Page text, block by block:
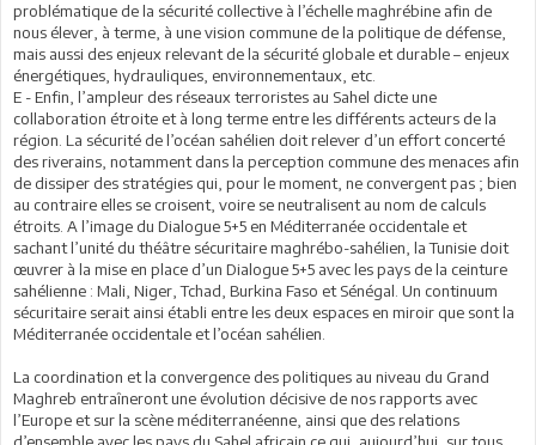
problématique de la sécurité collective à l’échelle maghrébine afin de
nous élever, à terme, à une vision commune de la politique de défense,
mais aussi des enjeux relevant de la sécurité globale et durable – enjeux
énergétiques, hydrauliques, environnementaux, etc.
E - Enfin, l’ampleur des réseaux terroristes au Sahel dicte une
collaboration étroite et à long terme entre les différents acteurs de la
région. La sécurité de l’océan sahélien doit relever d’un effort concerté
des riverains, notamment dans la perception commune des menaces afin
de dissiper des stratégies qui, pour le moment, ne convergent pas ; bien
au contraire elles se croisent, voire se neutralisent au nom de calculs
étroits. A l’image du Dialogue 5+5 en Méditerranée occidentale et
sachant l’unité du théâtre sécuritaire maghrébo-sahélien, la Tunisie doit
œuvrer à la mise en place d’un Dialogue 5+5 avec les pays de la ceinture
sahélienne : Mali, Niger, Tchad, Burkina Faso et Sénégal. Un continuum
sécuritaire serait ainsi établi entre les deux espaces en miroir que sont la
Méditerranée occidentale et l’océan sahélien.
La coordination et la convergence des politiques au niveau du Grand
Maghreb entraîneront une évolution décisive de nos rapports avec
l’Europe et sur la scène méditerranéenne, ainsi que des relations